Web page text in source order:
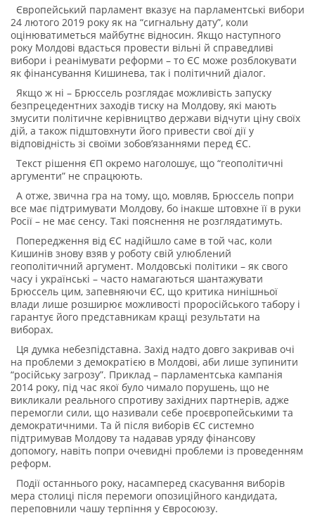
Європейський парламент вказує на парламентські вибори
24 лютого 2019 року як на “сигнальну дату”, коли
оцінюватиметься майбутнє відносин. Якщо наступного
року Молдові вдасться провести вільні й справедливі
вибори і реанімувати реформи – то ЄС може розблокувати
як фінансування Кишинева, так і політичний діалог.
Якщо ж ні – Брюссель розглядає можливість запуску
безпрецедентних заходів тиску на Молдову, які мають
змусити політичне керівництво держави відчути ціну своїх
дій, а також підштовхнути його привести свої дії у
відповідність зі своїми зобов’язаннями перед ЄС.
Текст рішення ЄП окремо наголошує, що “геополітичні
аргументи” не спрацюють.
А отже, звична гра на тому, що, мовляв, Брюссель попри
все має підтримувати Молдову, бо інакше штовхне її в руки
Росії – не має сенсу. Такі пояснення не розглядатимуть.
Попередження від ЄС надійшло саме в той час, коли
Кишинів знову взяв у роботу свій улюблений
геополітичний аргумент. Молдовські політики – як свого
часу і українські – часто намагаються шантажувати
Брюссель цим, запевняючи ЄС, що критика нинішньої
влади лише розширює можливості проросійського табору і
гарантує його представникам кращі результати на
виборах.
Ця думка небезпідставна. Захід надто довго закривав очі
на проблеми з демократією в Молдові, аби лише зупинити
“російську загрозу”. Приклад – парламентська кампанія
2014 року, під час якої було чимало порушень, що не
викликали реального спротиву західних партнерів, адже
перемогли сили, що називали себе проєвропейськими та
демократичними. Та й після виборів ЄС системно
підтримував Молдову та надавав уряду фінансову
допомогу, навіть попри очевидні проблеми із проведенням
реформ.
Події останнього року, насамперед скасування виборів
мера столиці після перемоги опозиційного кандидата,
переповнили чашу терпіння у Євросоюзу.